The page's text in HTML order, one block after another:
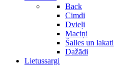
Back
Cimdi
Dvieļi
Maciņi
Šalles un lakati
Dažādi
Lietussargi